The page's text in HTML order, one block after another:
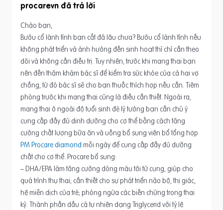
procarevn
Chào bạn,
Bướu cổ lành tính bạn cắt đã lâu chưa? Bướu cổ lành tính nếu
không phát triển và ảnh hưởng đến sinh hoạt thì chỉ cần theo
dõi và không cần điều trị. Tuy nhiên, trước khi mang thai bạn
nên đến thăm khám bác sĩ để kiểm tra sức khỏe của cả hai vợ
chồng, từ đó bác sĩ sẽ cho bạn thuốc thích hợp nếu cần. Tiêm
phòng trước khi mang thai cũng là điều cần thiết. Ngoài ra,
mang thai ở ngoài độ tuổi sinh đẻ lý tưởng bạn cần chú ý
cung cấp đầy đủ dinh dưỡng cho cơ thể bằng cách tăng
cường chất lượng bữa ăn và uống bổ sung viên bổ tổng hợp
PM Procare diamond mỗi ngày để cung cấp đầy đủ dưỡng
chất cho cơ thể. Procare bổ sung:
– DHA/EPA làm tăng cường dòng máu tới tử cung, giúp cho
quá trình thụ thai; cần thiết cho sự phát triển não bộ, thị giác,
hệ miễn dịch của trẻ; phòng ngừa các biến chứng trong thai
kỳ. Thành phần dầu cá tự nhiên dạng Triglycerid với tỷ lệ